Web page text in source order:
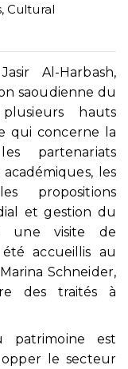
,Cultural
Al-Harbash,
saoudienne du
hauts
qui concerne la
partenariats
les
propositions
et gestion du
une visite de
accueillis au
Schneider,
des traités à
patrimoine est
le secteur